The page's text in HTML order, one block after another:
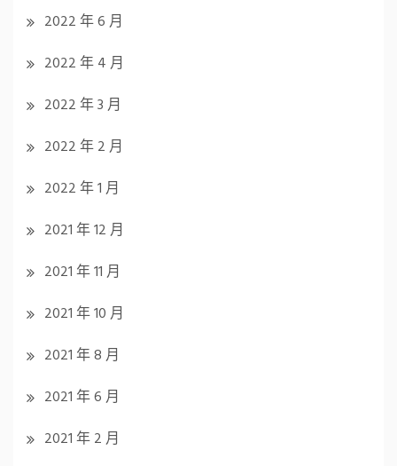
2022 年 6 月
2022 年 4 月
2022 年 3 月
2022 年 2 月
2022 年 1 月
2021 年 12 月
2021 年 11 月
2021 年 10 月
2021 年 8 月
2021 年 6 月
2021 年 2 月